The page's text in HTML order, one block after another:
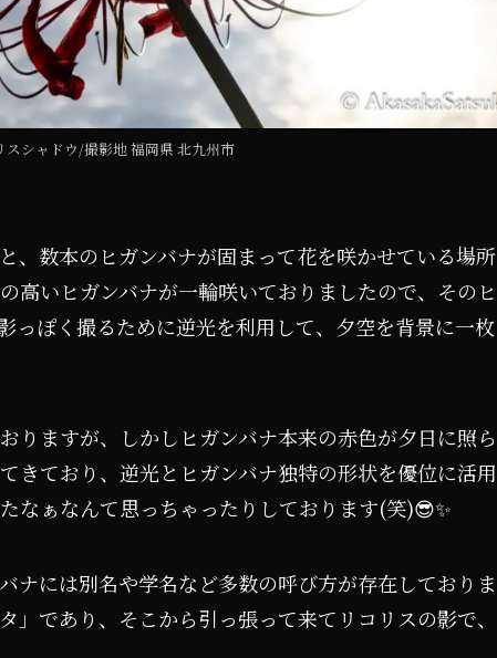
シャドウ/撮影地 福岡県 北九州市
、数本のヒガンバナが固まって花を咲かせている場所
高いヒガンバナが一輪咲いておりましたので、そのヒ
っぽく撮るために逆光を利用して、夕空を背景に一枚
りますが、しかしヒガンバナ本来の赤色が夕日に照ら
きており、逆光とヒガンバナ独特の形状を優位に活用
なぁなんて思っちゃったりしております(笑)😎✨
ナには別名や学名など多数の呼び方が存在しておりま
であり、そこから引っ張って来てリコリスの影で、